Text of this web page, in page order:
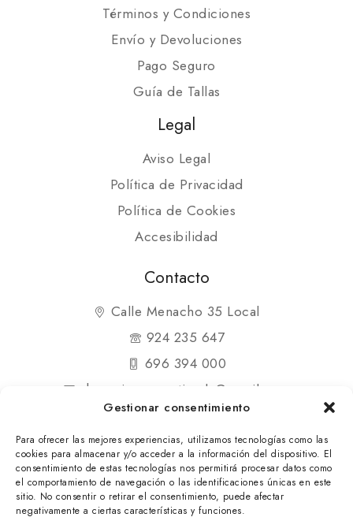
Gestionar consentimiento
Para ofrecer las mejores experiencias, utilizamos tecnologías como las
cookies para almacenar y/o acceder a la información del dispositivo. El
consentimiento de estas tecnologías nos permitirá procesar datos como
el comportamiento de navegación o las identificaciones únicas en este
sitio. No consentir o retirar el consentimiento, puede afectar
negativamente a ciertas características y funciones.
Términos y Condiciones
Envío y Devoluciones
Pago Seguro
Guía de Tallas
Legal
Aviso Legal
Política de Privacidad
Política de Cookies
Accesibilidad
Contacto
Calle Menacho 35 Local
924 235 647
696 394 000
shopmipequenatienda@gmail.com
© 2025 Mi Pequeña Tienda. Todos los derechos
reservados